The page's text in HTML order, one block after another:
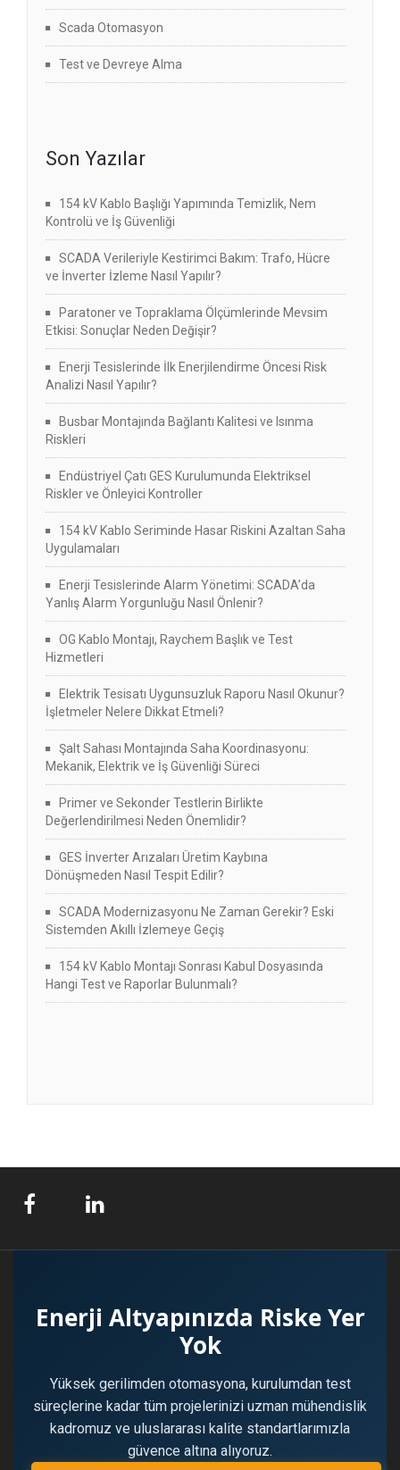
Scada Otomasyon
Test ve Devreye Alma
Son Yazılar
154 kV Kablo Başlığı Yapımında Temizlik, Nem
Kontrolü ve İş Güvenliği
SCADA Verileriyle Kestirimci Bakım: Trafo, Hücre
ve İnverter İzleme Nasıl Yapılır?
Paratoner ve Topraklama Ölçümlerinde Mevsim
Etkisi: Sonuçlar Neden Değişir?
Enerji Tesislerinde İlk Enerjilendirme Öncesi Risk
Analizi Nasıl Yapılır?
Busbar Montajında Bağlantı Kalitesi ve Isınma
Riskleri
Endüstriyel Çatı GES Kurulumunda Elektriksel
Riskler ve Önleyici Kontroller
154 kV Kablo Seriminde Hasar Riskini Azaltan Saha
Uygulamaları
Enerji Tesislerinde Alarm Yönetimi: SCADA’da
Yanlış Alarm Yorgunluğu Nasıl Önlenir?
OG Kablo Montajı, Raychem Başlık ve Test
Hizmetleri
Elektrik Tesisatı Uygunsuzluk Raporu Nasıl Okunur?
İşletmeler Nelere Dikkat Etmeli?
Şalt Sahası Montajında Saha Koordinasyonu:
Mekanik, Elektrik ve İş Güvenliği Süreci
Primer ve Sekonder Testlerin Birlikte
Değerlendirilmesi Neden Önemlidir?
GES İnverter Arızaları Üretim Kaybına
Dönüşmeden Nasıl Tespit Edilir?
SCADA Modernizasyonu Ne Zaman Gerekir? Eski
Sistemden Akıllı İzlemeye Geçiş
154 kV Kablo Montajı Sonrası Kabul Dosyasında
Hangi Test ve Raporlar Bulunmalı?
Enerji Altyapınızda Riske Yer
Yok
Yüksek gerilimden otomasyona, kurulumdan test
süreçlerine kadar tüm projelerinizi uzman mühendislik
kadromuz ve uluslararası kalite standartlarımızla
güvence altına alıyoruz.